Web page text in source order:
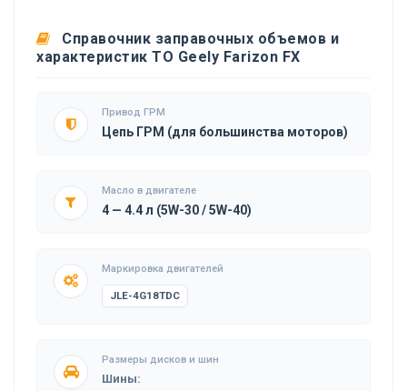
Справочник заправочных объемов и
характеристик ТО Geely Farizon FX
Привод ГРМ
Цепь ГРМ (для большинства моторов)
Масло в двигателе
4 — 4.4 л (5W-30 / 5W-40)
Маркировка двигателей
JLE-4G18TDC
Размеры дисков и шин
Шины: